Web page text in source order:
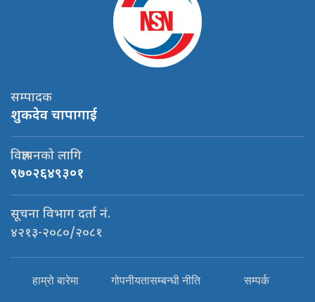
सम्पादक
शुकदेव चापागाई
विज्ञापनको लागि
९७०२६४९३०१
सूचना विभाग दर्ता नं.
४२१३-२०८०/२०८१
हाम्रो बारेमा गोपनीयतासम्बन्धी नीति सम्पर्क